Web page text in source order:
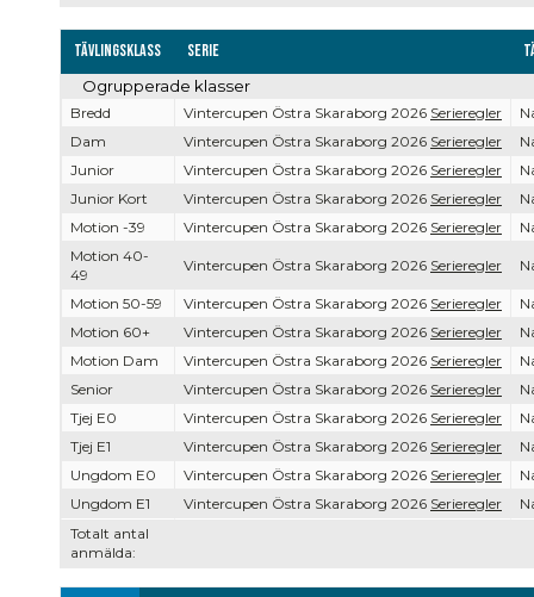
Tävlingsklass Serie
Totalt antal
anmälda:
Ogrupperade klasser
Bredd Vintercupen Östra Skaraborg 2026 Serieregler
Dam
Vintercupen Östra Skaraborg 2026 Serieregler
Junior
Vintercupen Östra Skaraborg 2026 Serieregler
Junior Kort
Vintercupen Östra Skaraborg 2026 Serieregler
Motion -39
Vintercupen Östra Skaraborg 2026 Serieregler
Motion 40-
49
Vintercupen Östra Skaraborg 2026 Serieregler
Motion 50-59 Vintercupen Östra Skaraborg 2026 Serieregler
Motion 60+
Vintercupen Östra Skaraborg 2026 Serieregler
Motion Dam
Vintercupen Östra Skaraborg 2026 Serieregler
Senior
Vintercupen Östra Skaraborg 2026 Serieregler
Tjej E0
Vintercupen Östra Skaraborg 2026 Serieregler
Tjej E1
Vintercupen Östra Skaraborg 2026 Serieregler
Ungdom E0
Vintercupen Östra Skaraborg 2026 Serieregler
Ungdom E1
Vintercupen Östra Skaraborg 2026 Serieregler